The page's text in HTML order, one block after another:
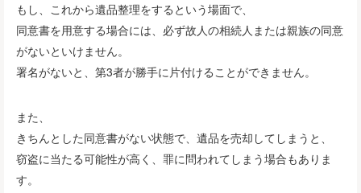
もし、これから遺品整理をするという場面で、
同意書を用意する場合には、必ず故人の相続人または親族の同意
がないといけません。
署名がないと、第3者が勝手に片付けることができません。
また、
きちんとした同意書がない状態で、遺品を売却してしまうと、
窃盗に当たる可能性が高く、罪に問われてしまう場合もありま
す。